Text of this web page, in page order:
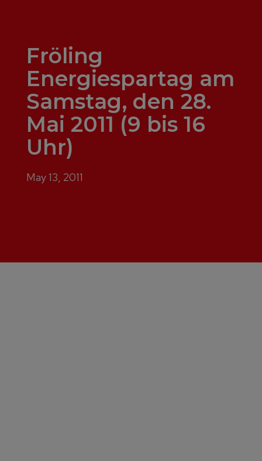
Fröling
Energiespartag am
Samstag, den 28.
Mai 2011 (9 bis 16
Uhr)
May 13, 2011